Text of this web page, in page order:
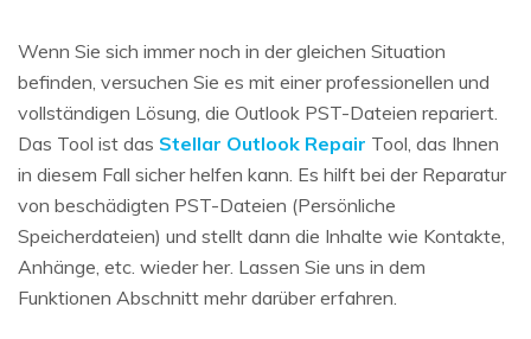
Wenn Sie sich immer noch in der gleichen Situation
befinden, versuchen Sie es mit einer professionellen und
vollständigen Lösung, die Outlook PST-Dateien repariert.
Das Tool ist das Stellar Outlook Repair Tool, das Ihnen
in diesem Fall sicher helfen kann. Es hilft bei der Reparatur
von beschädigten PST-Dateien (Persönliche
Speicherdateien) und stellt dann die Inhalte wie Kontakte,
Anhänge, etc. wieder her. Lassen Sie uns in dem
Funktionen Abschnitt mehr darüber erfahren.